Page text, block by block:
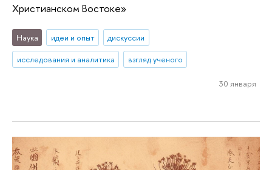
Христианском Востоке»
Наука идеи и опыт
дискуссии
исследования и аналитика
взгляд ученого
30 января